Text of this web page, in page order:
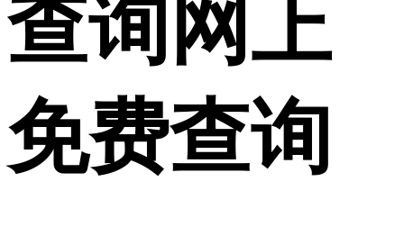
查询网上
免费查询